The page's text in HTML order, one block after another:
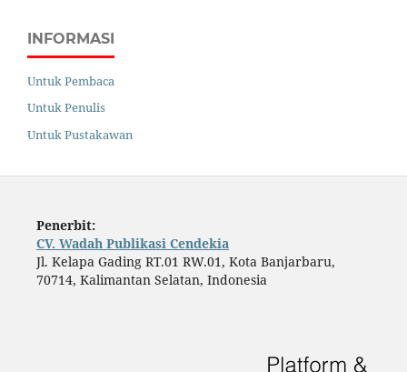
INFORMASI
Untuk Pembaca
Untuk Penulis
Untuk Pustakawan
Penerbit:
CV. Wadah Publikasi Cendekia
Jl. Kelapa Gading RT.01 RW.01, Kota Banjarbaru,
70714, Kalimantan Selatan, Indonesia